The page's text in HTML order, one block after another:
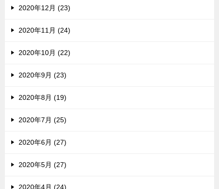
2020年12月 (23)
2020年11月 (24)
2020年10月 (22)
2020年9月 (23)
2020年8月 (19)
2020年7月 (25)
2020年6月 (27)
2020年5月 (27)
2020年4月 (24)